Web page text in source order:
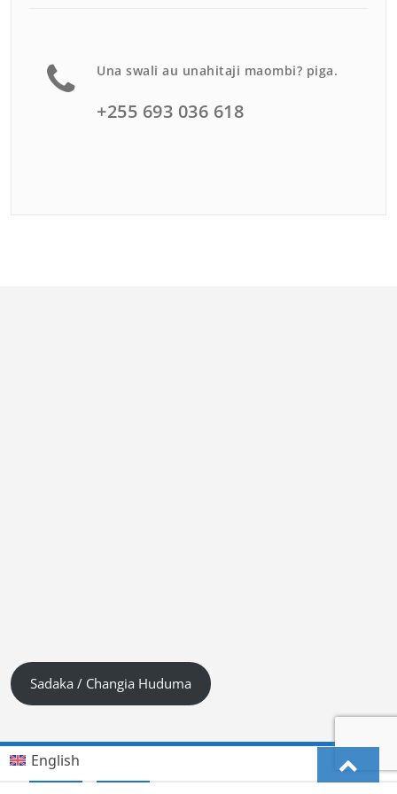
Una swali au unahitaji maombi? piga.
+255 693 036 618
Sadaka / Changia Huduma
English
Kiswahili (Tanzania)